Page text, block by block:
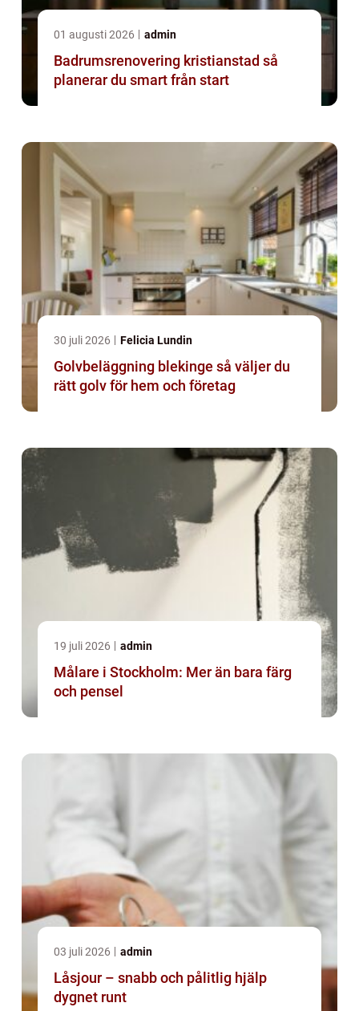
01 augusti 2026 admin
Badrumsrenovering kristianstad så
planerar du smart från start
30 juli 2026 Felicia Lundin
Golvbeläggning blekinge så väljer du
rätt golv för hem och företag
19 juli 2026 admin
Målare i Stockholm: Mer än bara färg
och pensel
03 juli 2026 admin
Låsjour – snabb och pålitlig hjälp
dygnet runt